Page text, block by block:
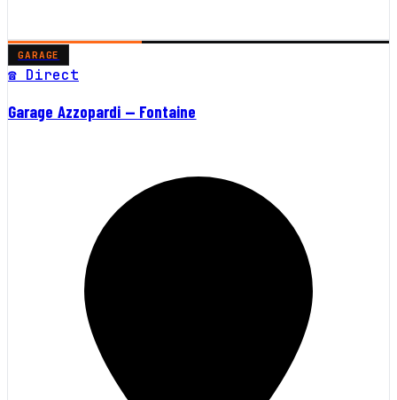
GARAGE
☎ Direct
Garage Azzopardi — Fontaine